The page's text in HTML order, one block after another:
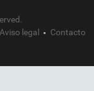
Aviso legal Contacto